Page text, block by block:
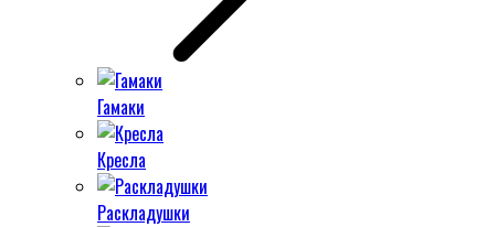
Гамаки
Кресла
Раскладушки